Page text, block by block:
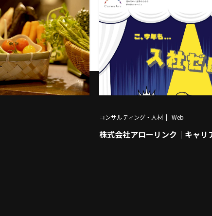
コンサルティング・人材 Web
株式会社アローリンク｜キャリ